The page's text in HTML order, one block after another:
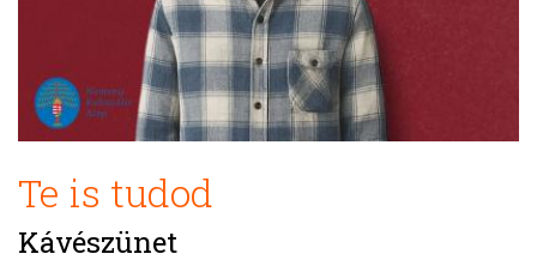
Te is tudod
Kávészünet